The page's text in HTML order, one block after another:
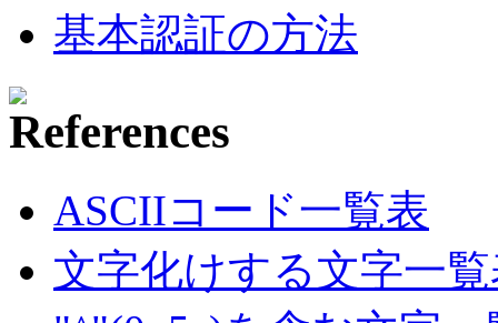
基本認証の方法
ASCIIコード一覧表
文字化けする文字一